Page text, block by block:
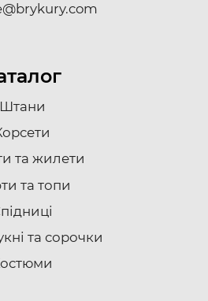
Штани
та жилети
та топи
та сорочки